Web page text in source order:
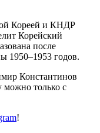
Кореей и КНДР
Корейский
после
1950–1953 годов.
Константинов
можно только с
!